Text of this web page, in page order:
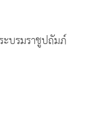
ะบรมราชูปถัมภ์